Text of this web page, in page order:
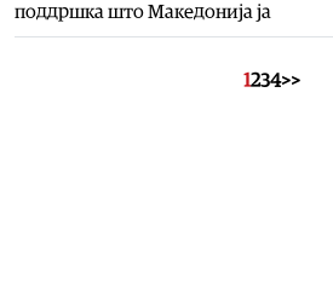
поддршка што Македонија ја
1234>>